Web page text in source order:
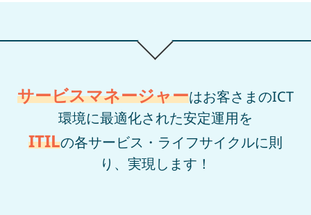
サービスマネージャーはお客さまのICT
環境に最適化された安定運用を
ITILの各サービス・ライフサイクルに則
り、実現します！